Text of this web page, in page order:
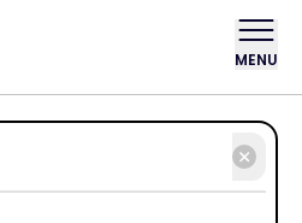
MENU